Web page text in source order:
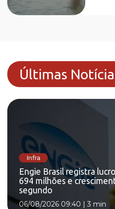
Últimas
Infra
Engie Brasil registra
694 milhões e
segundo
06/08/2026 09:40 | 3 min